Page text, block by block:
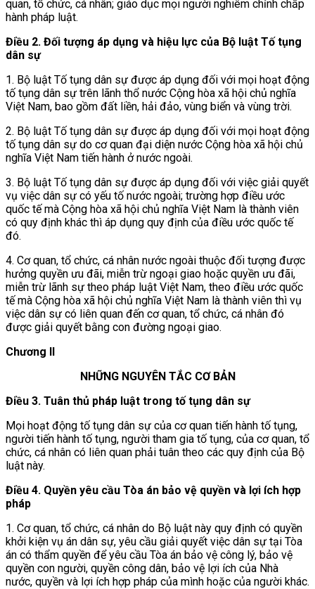
quan, tổ chức, cá nhân; giáo dục mọi người nghiêm chỉnh chấp
hành pháp luật.
Điều 2. Đối tượng áp dụng và hiệu lực của Bộ luật Tố tụng
dân sự
1. Bộ luật Tố tụng dân sự được áp dụng đối với mọi hoạt động
tố tụng dân sự trên lãnh thổ nước Cộng hòa xã hội chủ nghĩa
Việt Nam, bao gồm đất liền, hải đảo, vùng biển và vùng trời.
2. Bộ luật Tố tụng dân sự được áp dụng đối với mọi hoạt động
tố tụng dân sự do cơ quan đại diện nước Cộng hòa xã hội chủ
nghĩa Việt Nam tiến hành ở nước ngoài.
3. Bộ luật Tố tụng dân sự được áp dụng đối với việc giải quyết
vụ việc dân sự có yếu tố nước ngoài; trường hợp điều ước
quốc tế mà Cộng hòa xã hội chủ nghĩa Việt Nam là thành viên
có quy định khác thì áp dụng quy định của điều ước quốc tế
đó.
4. Cơ quan, tổ chức, cá nhân nước ngoài thuộc đối tượng được
hưởng quyền ưu đãi, miễn trừ ngoại giao hoặc quyền ưu đãi,
miễn trừ lãnh sự theo pháp luật Việt Nam, theo điều ước quốc
tế mà Cộng hòa xã hội chủ nghĩa Việt Nam là thành viên thì vụ
việc dân sự có liên quan đến cơ quan, tổ chức, cá nhân đó
được giải quyết bằng con đường ngoại giao.
Chương II
NHỮNG NGUYÊN TẮC CƠ BẢN
Điều 3. Tuân thủ pháp luật trong tố tụng dân sự
Mọi hoạt động tố tụng dân sự của cơ quan tiến hành tố tụng,
người tiến hành tố tụng, người tham gia tố tụng, của cơ quan, tổ
chức, cá nhân có liên quan phải tuân theo các quy định của Bộ
luật này.
Điều 4. Quyền yêu cầu Tòa án bảo vệ quyền và lợi ích hợp
pháp
1. Cơ quan, tổ chức, cá nhân do Bộ luật này quy định có quyền
khởi kiện vụ án dân sự, yêu cầu giải quyết việc dân sự tại Tòa
án có thẩm quyền để yêu cầu Tòa án bảo vệ công lý, bảo vệ
quyền con người, quyền công dân, bảo vệ lợi ích của Nhà
nước, quyền và lợi ích hợp pháp của mình hoặc của người khác.